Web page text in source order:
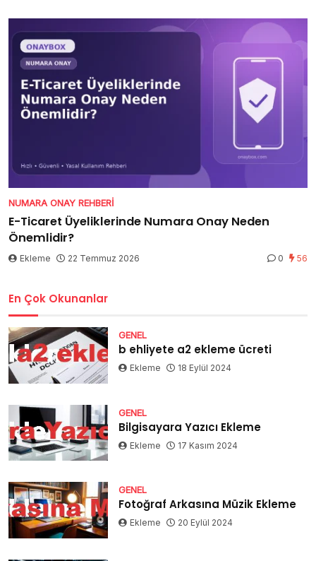
NUMARA ONAY REHBERI
E-Ticaret Üyeliklerinde Numara Onay Neden
Önemlidir?
Ekleme 22 Temmuz 2026 0 56
En Çok Okunanlar
GENEL
b ehliyete a2 ekleme ücreti
Ekleme 18 Eylül 2024
GENEL
Bilgisayara Yazıcı Ekleme
Ekleme 17 Kasım 2024
GENEL
Fotoğraf Arkasına Müzik Ekleme
Ekleme 20 Eylül 2024